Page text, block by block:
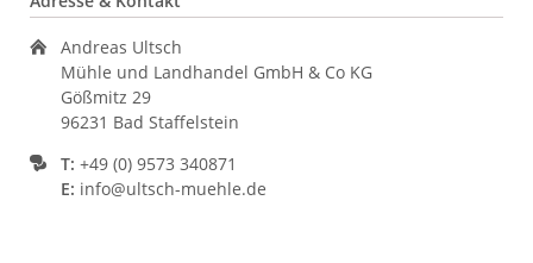
Andreas Ultsch
Mühle und Landhandel GmbH & Co KG
Gößmitz 29
96231 Bad Staffelstein
T: +49 (0) 9573 340871
E: info@ultsch-muehle.de